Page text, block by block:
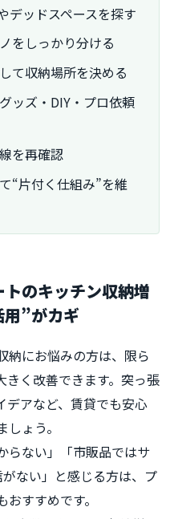
デッドスペースを探す
をしっかり分ける
て収納場所を決める
ッズ・DIY・プロ依頼
を再確認
“片付く仕組み”を維
のキッチン収納増
”がカギ
納にお悩みの方は、限ら
きく改善できます。突っ張
デアなど、賃貸でも安心
ょう。
らない」「市販品ではサ
ない」と感じる方は、プ
すすめです。